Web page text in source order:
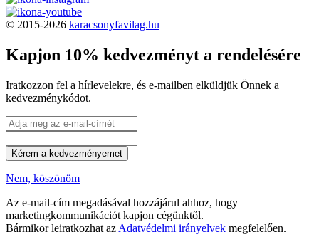
© 2015-2026 karacsonyfavilag.hu
Kapjon 10% kedvezményt a rendelésére
Iratkozzon fel a hírlevelekre, és e-mailben elküldjük Önnek a
kedvezménykódot.
Kérem a kedvezményemet
Nem, köszönöm
Az e-mail-cím megadásával hozzájárul ahhoz, hogy
marketingkommunikációt kapjon cégünktől.
Bármikor leiratkozhat az Adatvédelmi irányelvek megfelelően.